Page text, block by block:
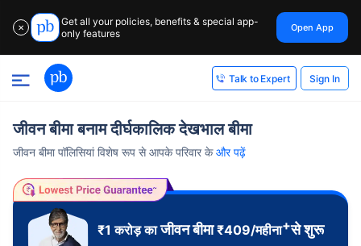
✕
Get all your policies, benefits & special app-
only features
Open App
Talk to Expert Sign In
जीवन बीमा बनाम दीर्घकालिक देखभाल बीमा
जीवन बीमा पॉलिसियां ​​विशेष रूप से आपके परिवार केऔर पढ़ें
₹1 करोड़ काजीवन बीमा₹409/महीना+से शुरू